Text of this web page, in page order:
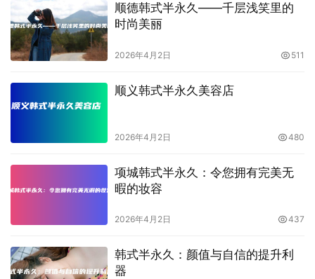
顺德韩式半永久——千层浅笑里的
时尚美丽
2026年4月2日 511
顺义韩式半永久美容店
2026年4月2日 480
项城韩式半永久：令您拥有完美无
暇的妆容
2026年4月2日 437
韩式半永久：颜值与自信的提升利
器